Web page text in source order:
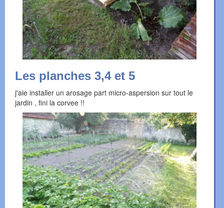
Les planches 3,4 et 5
j'aie installer un arosage part micro-aspersion sur tout le
jardin , fini la corvee !!